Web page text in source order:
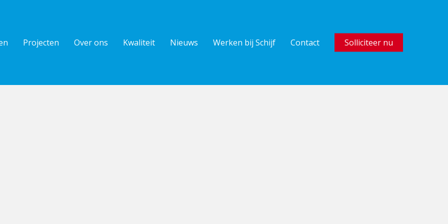
Projecten Over ons Kwaliteit Nieuws Werken bij Schijf Contact Solliciteer nu